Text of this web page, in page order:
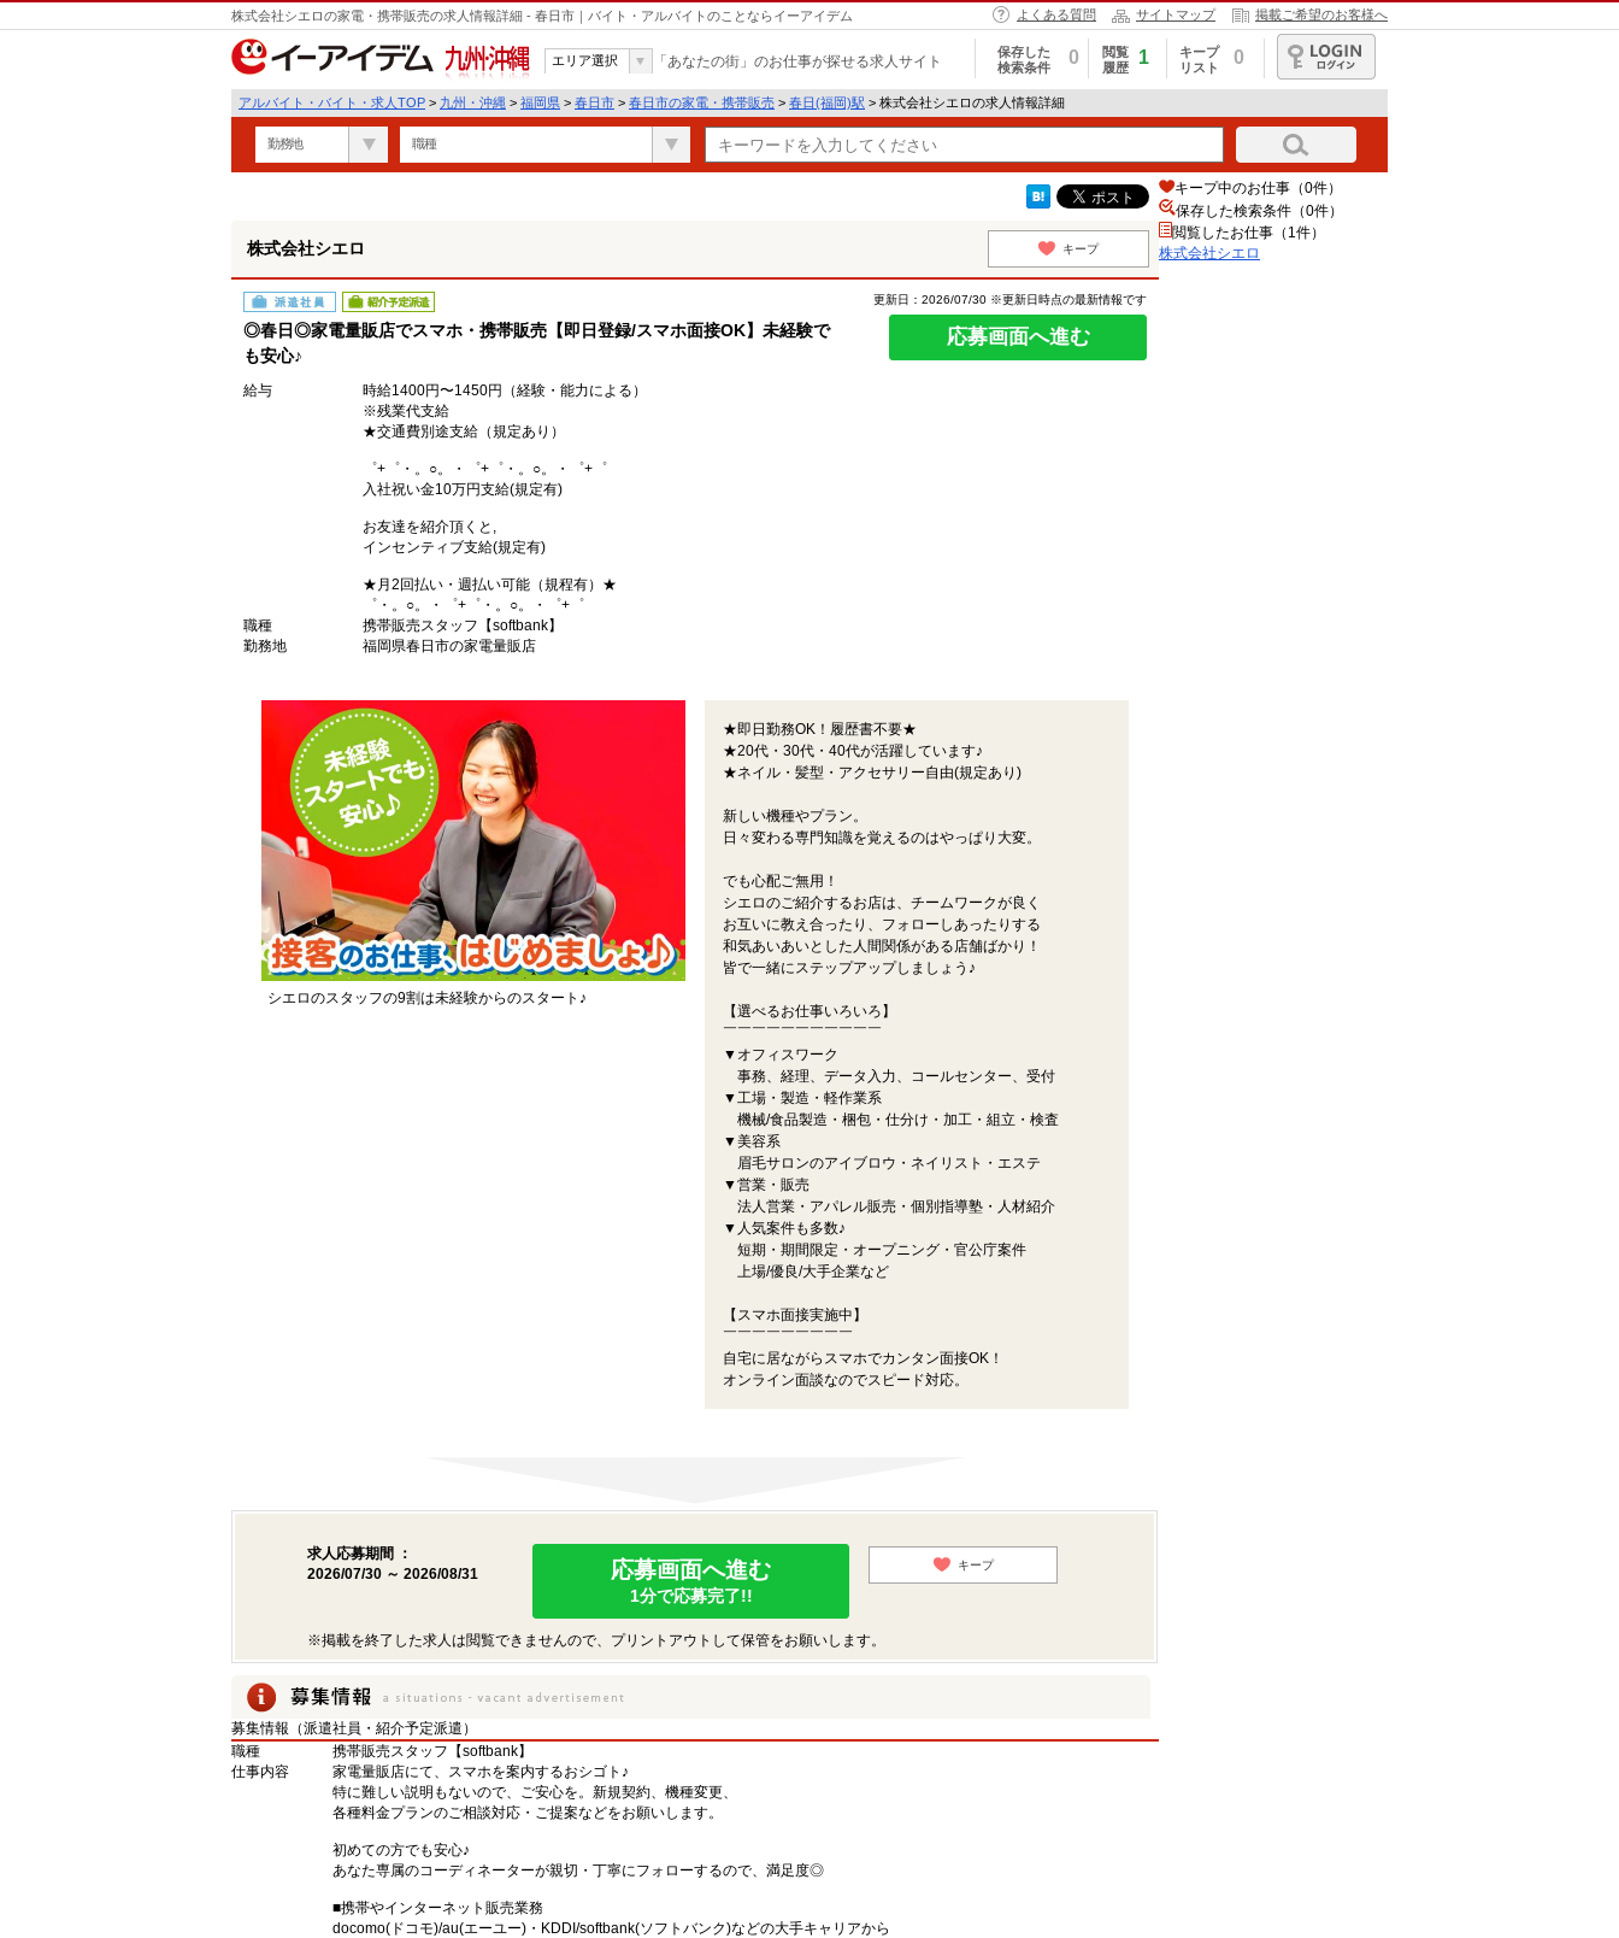
株式会社シエロの家電・携帯販売の求人情報詳細 - 春日市｜バイト・アルバイトのことならイーアイデム よくある質問 サイトマップ 掲載ご希望のお客様へ
九州・沖縄
エリア選択 「あなたの街」のお仕事が探せる求人サイト
保存した
検索条件
0
閲覧
履歴
1
キープ
リスト
0
ログイン
アルバイト・バイト・求人TOP > 九州・沖縄 > 福岡県 > 春日市 > 春日市の家電・携帯販売 > 春日(福岡)駅 > 株式会社シエロの求人情報詳細
勤務地 職種
遣
株式会社シエロ キープ
派遣社員 紹介予定派遣
◎春日◎家電量販店でスマホ・携帯販売【即日登録/スマホ面接OK】未経験で
も安心♪
更新日：2026/07/30 ※更新日時点の最新情報です
応募画面へ進む
給与
時給1400円〜1450円（経験・能力による）
※残業代支給
★交通費別途支給（規定あり）
゜+゜・。○。・゜+゜・。○。・゜+゜
入社祝い金10万円支給(規定有)
お友達を紹介頂くと,
インセンティブ支給(規定有)
★月2回払い・週払い可能（規程有）★
゜・。○。・゜+゜・。○。・゜+゜
職種
携帯販売スタッフ【softbank】
勤務地
福岡県春日市の家電量販店
シエロのスタッフの9割は未経験からのスタート♪
★即日勤務OK！履歴書不要★
★20代・30代・40代が活躍しています♪
★ネイル・髪型・アクセサリー自由(規定あり)
新しい機種やプラン。
日々変わる専門知識を覚えるのはやっぱり大変。
でも心配ご無用！
シエロのご紹介するお店は、チームワークが良く
お互いに教え合ったり、フォローしあったりする
和気あいあいとした人間関係がある店舗ばかり！
皆で一緒にステップアップしましょう♪
【選べるお仕事いろいろ】
￣￣￣￣￣￣￣￣￣￣￣
▼オフィスワーク
事務、経理、データ入力、コールセンター、受付
▼工場・製造・軽作業系
機械/食品製造・梱包・仕分け・加工・組立・検査
▼美容系
眉毛サロンのアイブロウ・ネイリスト・エステ
▼営業・販売
法人営業・アパレル販売・個別指導塾・人材紹介
▼人気案件も多数♪
短期・期間限定・オープニング・官公庁案件
上場/優良/大手企業など
【スマホ面接実施中】
￣￣￣￣￣￣￣￣￣
自宅に居ながらスマホでカンタン面接OK！
オンライン面談なのでスピード対応。
求人応募期間 ：
2026/07/30 ～ 2026/08/31
応募画面へ進む
1分で応募完了!!
キープ
※掲載を終了した求人は閲覧できませんので、プリントアウトして保管をお願いします。
募集情報（派遣社員・紹介予定派遣）
職種
携帯販売スタッフ【softbank】
仕事内容
家電量販店にて、スマホを案内するおシゴト♪
特に難しい説明もないので、ご安心を。新規契約、機種変更、
各種料金プランのご相談対応・ご提案などをお願いします。
初めての方でも安心♪
あなた専属のコーディネーターが親切・丁寧にフォローするので、満足度◎
■携帯やインターネット販売業務
docomo(ドコモ)/au(エーユー)・KDDI/softbank(ソフトバンク)などの大手キャリアから
キープ中のお仕事（0件）
保存した検索条件（0件）
閲覧したお仕事（1件）
株式会社シエロ